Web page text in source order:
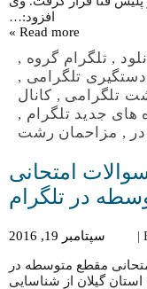
افزود:…
Read more »
, تلگرام گروه,
تلگرامی,
تلگرامی, کانال
جدید تلگرام,
, مزاحمان رشت
امتحانی
در تلگرام
سپتامبر 19, 2016
مقطع متوسطه در
گیلان از شناسایی